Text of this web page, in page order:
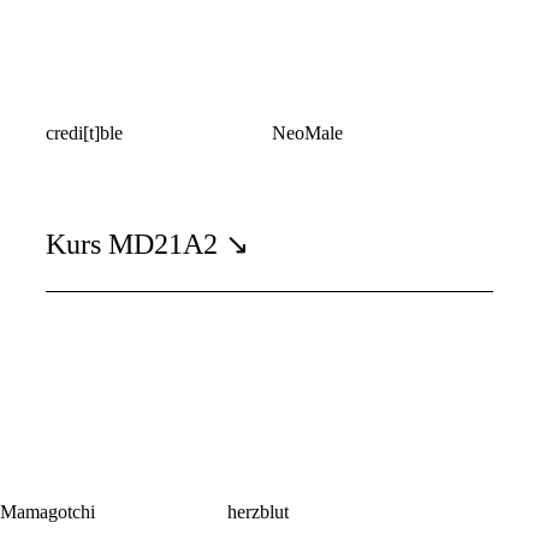
credi[t]ble NeoMale
Kurs MD21A2 ↘
Mamagotchi herzblut